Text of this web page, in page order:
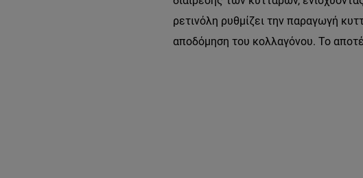
ρετινόλη ρυθμίζει την παραγωγή
αποδόμηση του κολλαγόνου. Το